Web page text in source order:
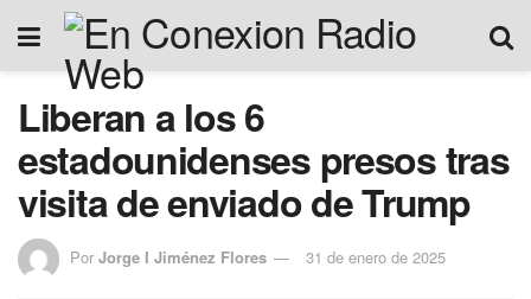
Liberan a los 6
estadounidenses presos tras
visita de enviado de Trump
Por Jorge I Jiménez Flores 31 de enero de 2025